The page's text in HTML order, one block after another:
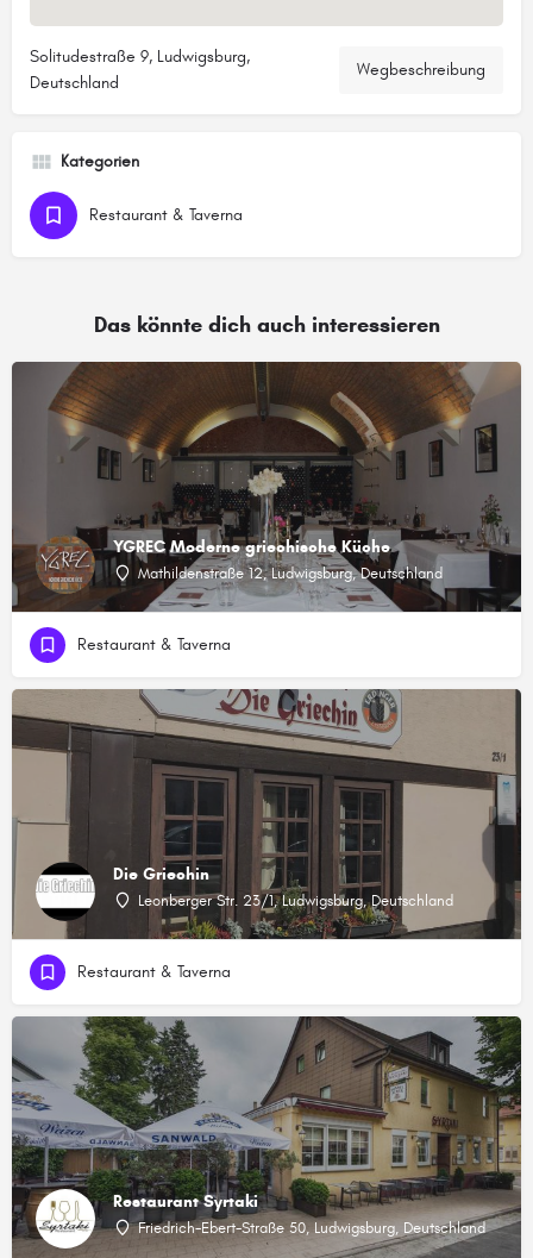
Solitudestraße 9, Ludwigsburg,
Deutschland
Wegbeschreibung
Kategorien
Restaurant & Taverna
Das könnte dich auch interessieren
YGREC Moderne griechische Küche
Mathildenstraße 12, Ludwigsburg, Deutschland
Restaurant & Taverna
Die Griechin
Leonberger Str. 23/1, Ludwigsburg, Deutschland
Restaurant & Taverna
Restaurant Syrtaki
Friedrich-Ebert-Straße 50, Ludwigsburg, Deutschland